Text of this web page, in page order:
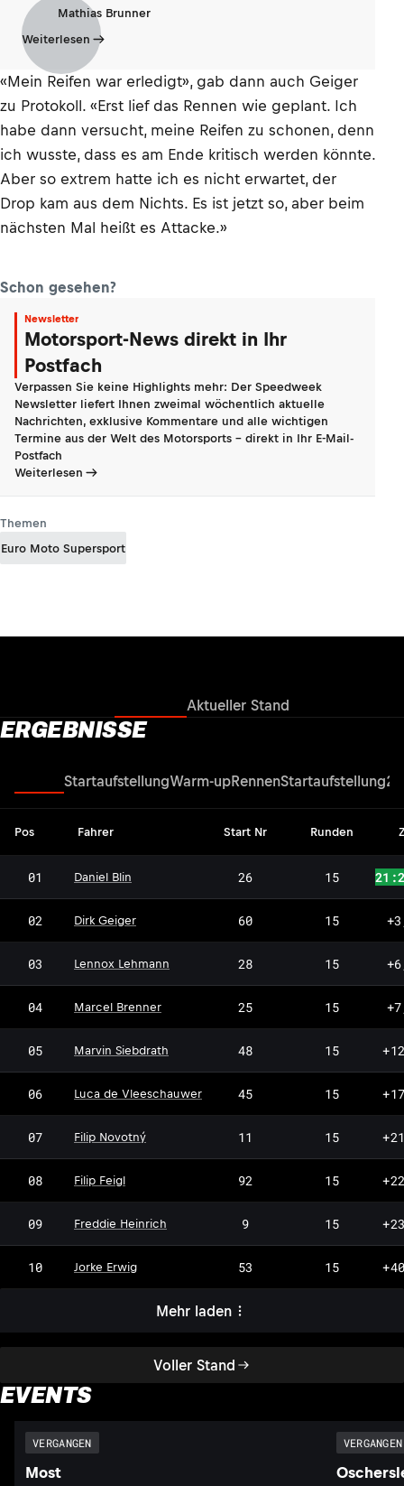
Mathias Brunner
Weiterlesen
«Mein Reifen war erledigt», gab dann auch Geiger
zu Protokoll. «Erst lief das Rennen wie geplant. Ich
habe dann versucht, meine Reifen zu schonen, denn
ich wusste, dass es am Ende kritisch werden könnte.
Aber so extrem hatte ich es nicht erwartet, der
Drop kam aus dem Nichts. Es ist jetzt so, aber beim
nächsten Mal heißt es Attacke.»
Schon gesehen?
Newsletter
Motorsport-News direkt in Ihr
Postfach
Verpassen Sie keine Highlights mehr: Der Speedweek
Newsletter liefert Ihnen zweimal wöchentlich aktuelle
Nachrichten, exklusive Kommentare und alle wichtigen
Termine aus der Welt des Motorsports - direkt in Ihr E-Mail-
Postfach
Weiterlesen
Themen
Euro Moto Supersport
Aktueller Stand
ERGEBNISSE
Voller Stand
StartaufstellungWarm-upRennenStartaufstellung2.
Pos Fahrer Start Nr Runden
01 Daniel Blin 26 15
02 Dirk Geiger 60 15
03 LL
Lennox Lehmann 28 15
04 MB
Marcel Brenner 25 15
05 MS
Marvin Siebdrath 48 15
06 LV
Luca de Vleeschauwer 45 15
07 FN
Filip Novotný 11 15
08 FF
Filip Feigl 92 15
09 FH
Freddie Heinrich 9 15
10 JE
Jorke Erwig 53 15
Mehr laden
EVENTS
VERGANGEN
Most
VERGANGEN